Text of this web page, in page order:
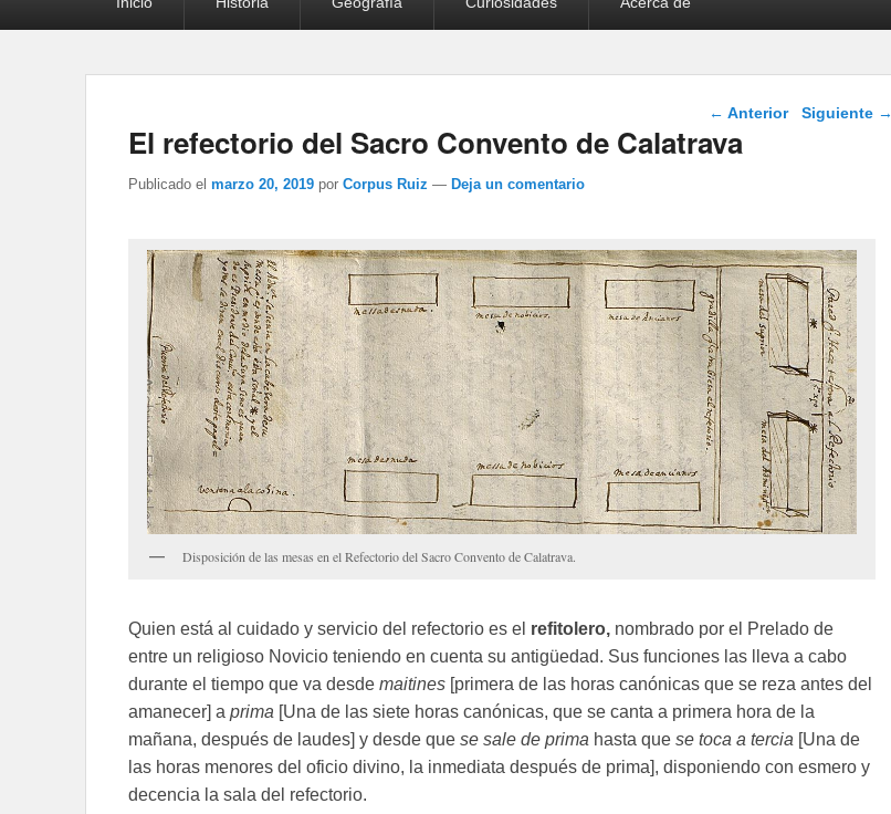
Navegación de
← Anterior Siguiente →
El refectorio del Sacro Convento de Calatrava
Publicado el marzo 20, 2019 por Corpus Ruiz — Deja un comentario
Disposición de las mesas en el Refectorio del Sacro Convento de Calatrava.
Quien está al cuidado y servicio del refectorio es el refitolero, nombrado por el Prelado de
entre un religioso Novicio teniendo en cuenta su antigüedad. Sus funciones las lleva a cabo
durante el tiempo que va desde maitines [primera de las horas canónicas que se reza antes del
amanecer] a prima [Una de las siete horas canónicas, que se canta a primera hora de la
mañana, después de laudes] y desde que se sale de prima hasta que se toca a tercia [Una de
las horas menores del oficio divino, la inmediata después de prima], disponiendo con esmero y
decencia la sala del refectorio.